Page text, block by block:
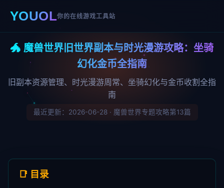
YOUOL你的在线游戏工具站
🐲 魔兽世界旧世界副本与时光漫游攻略：坐骑
幻化金币全指南
旧副本资源管理、时光漫游周常、坐骑幻化与金币收割全指
南
最近更新：2026-06-28 · 魔兽世界专题攻略第13篇
📑 目录